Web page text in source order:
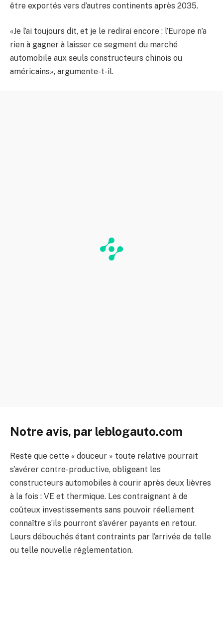
être exportés vers d’autres continents après 2035.
«Je l’ai toujours dit, et je le redirai encore : l’Europe n’a
rien à gagner à laisser ce segment du marché
automobile aux seuls constructeurs chinois ou
américains», argumente-t-il.
Notre avis, par leblogauto.com
Reste que cette « douceur » toute relative pourrait
s’avérer contre-productive, obligeant les
constructeurs automobiles à courir après deux lièvres
à la fois : VE et thermique. Les contraignant à de
coûteux investissements sans pouvoir réellement
connaître s’ils pourront s’avérer payants en retour.
Leurs débouchés étant contraints par l’arrivée de telle
ou telle nouvelle réglementation.